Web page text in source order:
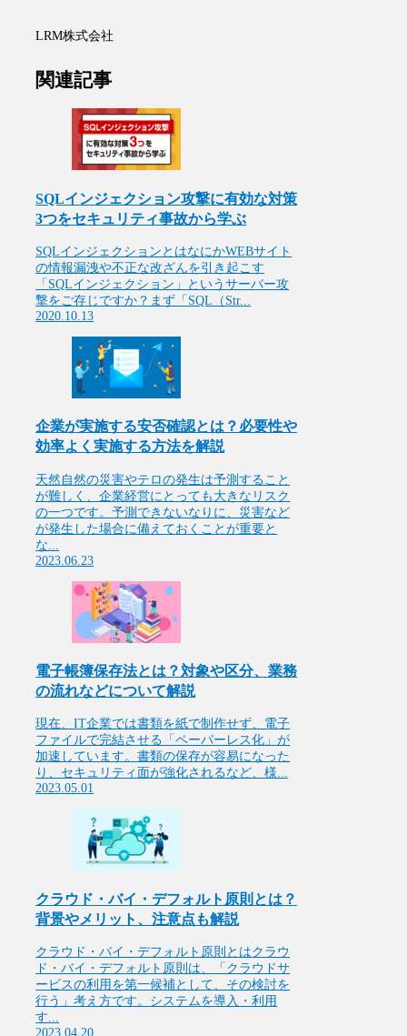
LRM株式会社
関連記事
SQLインジェクション攻撃に有効な対策
3つをセキュリティ事故から学ぶ
SQLインジェクションとはなにかWEBサイト
の情報漏洩や不正な改ざんを引き起こす
「SQLインジェクション」というサーバー攻
撃をご存じですか？まず「SQL（Str...
2020.10.13
企業が実施する安否確認とは？必要性や
効率よく実施する方法を解説
天然自然の災害やテロの発生は予測すること
が難しく、企業経営にとっても大きなリスク
の一つです。予測できないなりに、災害など
が発生した場合に備えておくことが重要と
な...
2023.06.23
電子帳簿保存法とは？対象や区分、業務
の流れなどについて解説
現在、IT企業では書類を紙で制作せず、電子
ファイルで完結させる「ペーパーレス化」が
加速しています。書類の保存が容易になった
り、セキュリティ面が強化されるなど、様...
2023.05.01
クラウド・バイ・デフォルト原則とは？
背景やメリット、注意点も解説
クラウド・バイ・デフォルト原則とはクラウ
ド・バイ・デフォルト原則は、「クラウドサ
ービスの利用を第一候補として、その検討を
行う」考え方です。システムを導入・利用
す...
2023.04.20